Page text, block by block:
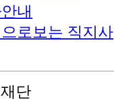
내
로보는 직지사
단